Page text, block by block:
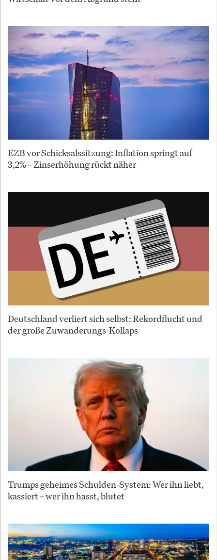
EZB vor Schicksalssitzung: Inflation springt auf
3,2% – Zinserhöhung rückt näher
Deutschland verliert sich selbst: Rekordflucht und
der große Zuwanderungs-Kollaps
Trumps geheimes Schulden-System: Wer ihn liebt,
kassiert – wer ihn hasst, blutet